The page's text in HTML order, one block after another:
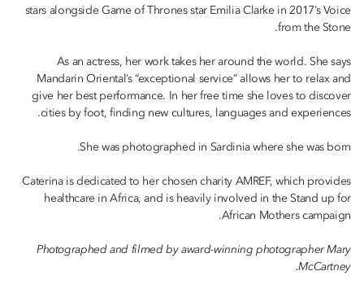
stars alongside Game of Thrones star Emilia Clarke in 2017’s Voice
from the Stone.
As an actress, her work takes her around the world. She says
Mandarin Oriental’s “exceptional service” allows her to relax and
give her best performance. In her free time she loves to discover
cities by foot, finding new cultures, languages and experiences.
She was photographed in Sardinia where she was born.
Caterina is dedicated to her chosen charity AMREF, which provides
healthcare in Africa, and is heavily involved in the Stand up for
African Mothers campaign.
Photographed and filmed by award-winning photographer Mary
McCartney.